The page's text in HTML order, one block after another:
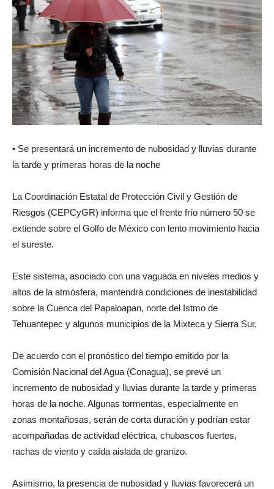
• Se presentará un incremento de nubosidad y lluvias durante
la tarde y primeras horas de la noche
La Coordinación Estatal de Protección Civil y Gestión de
Riesgos (CEPCyGR) informa que el frente frío número 50 se
extiende sobre el Golfo de México con lento movimiento hacia
el sureste.
Este sistema, asociado con una vaguada en niveles medios y
altos de la atmósfera, mantendrá condiciones de inestabilidad
sobre la Cuenca del Papaloapan, norte del Istmo de
Tehuantepec y algunos municipios de la Mixteca y Sierra Sur.
De acuerdo con el pronóstico del tiempo emitido por la
Comisión Nacional del Agua (Conagua), se prevé un
incremento de nubosidad y lluvias durante la tarde y primeras
horas de la noche. Algunas tormentas, especialmente en
zonas montañosas, serán de corta duración y podrían estar
acompañadas de actividad eléctrica, chubascos fuertes,
rachas de viento y caída aislada de granizo.
Asimismo, la presencia de nubosidad y lluvias favorecerá un